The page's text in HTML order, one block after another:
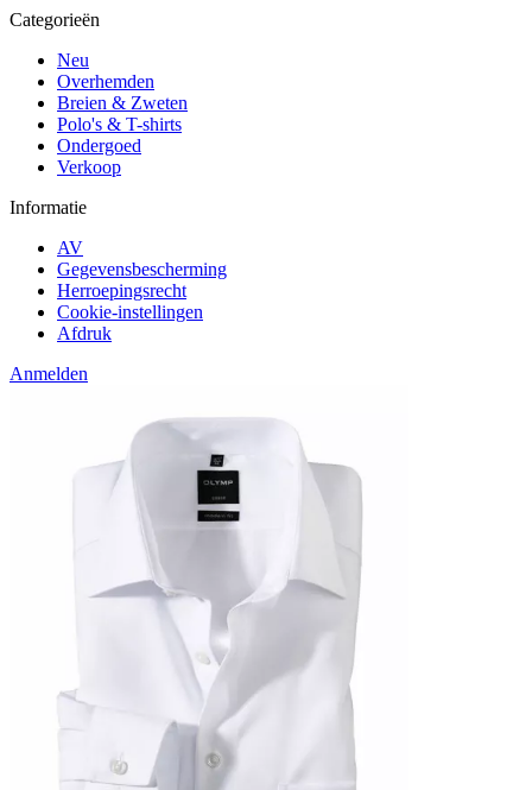
Categorieën
Neu
Overhemden
Breien & Zweten
Polo's & T-shirts
Ondergoed
Verkoop
Informatie
AV
Gegevensbescherming
Herroepingsrecht
Cookie-instellingen
Afdruk
Anmelden